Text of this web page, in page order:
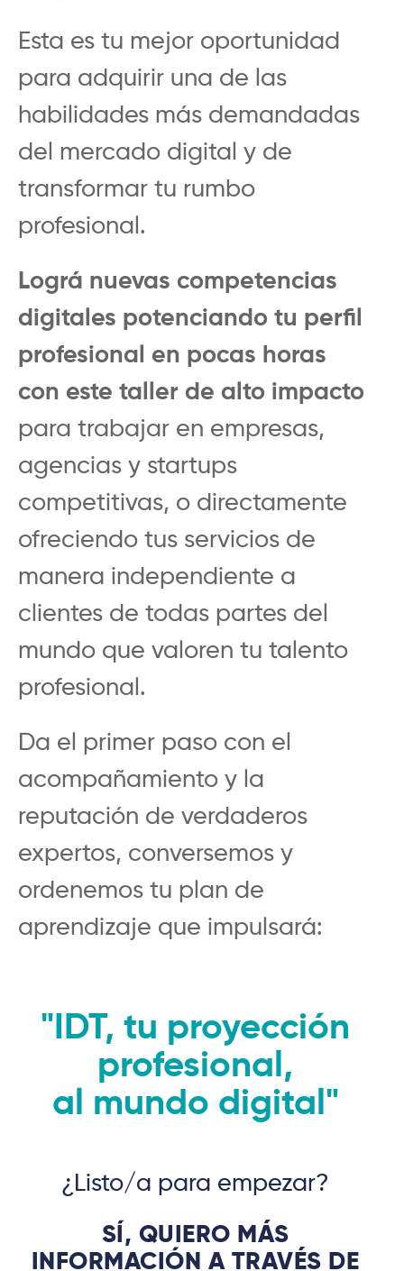
Esta es tu mejor oportunidad
para adquirir una de las
habilidades más demandadas
del mercado digital y de
transformar tu rumbo
profesional.
Lográ nuevas competencias
digitales potenciando tu perfil
profesional en pocas horas
con este taller de alto impacto
para trabajar en empresas,
agencias y startups
competitivas, o directamente
ofreciendo tus servicios de
manera independiente a
clientes de todas partes del
mundo que valoren tu talento
profesional.
Da el primer paso con el
acompañamiento y la
reputación de verdaderos
expertos, conversemos y
ordenemos tu plan de
aprendizaje que impulsará:
"IDT, tu proyección
profesional,
al mundo digital"
¿Listo/a para empezar?
SÍ, QUIERO MÁS
INFORMACIÓN A TRAVÉS DE